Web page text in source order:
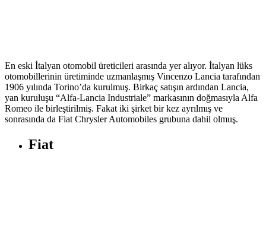
En eski İtalyan otomobil üreticileri arasında yer alıyor. İtalyan lüks
otomobillerinin üretiminde uzmanlaşmış Vincenzo Lancia tarafından
1906 yılında Torino’da kurulmuş. Birkaç satışın ardından Lancia,
yan kuruluşu “Alfa-Lancia Industriale” markasının doğmasıyla Alfa
Romeo ile birleştirilmiş. Fakat iki şirket bir kez ayrılmış ve
sonrasında da Fiat Chrysler Automobiles grubuna dahil olmuş.
Fiat